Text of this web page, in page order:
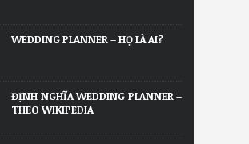
WEDDING PLANNER – HỌ LÀ AI?
ĐỊNH NGHĨA WEDDING PLANNER –
THEO WIKIPEDIA